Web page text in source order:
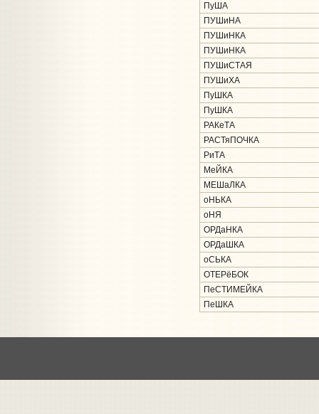
ПуША
ПУШиНА
ПУШиНКА
ПУШиНКА
ПУШиСТАЯ
ПУШиХА
ПуШКА
ПуШКА
РАКеТА
РАСТяПОЧКА
РиТА
МеЙКА
МЕШаЛКА
оНЬКА
оНЯ
ОРДаНКА
ОРДаШКА
оСЬКА
ОТЕРёБОК
ПеСТИМЕЙКА
ПеШКА